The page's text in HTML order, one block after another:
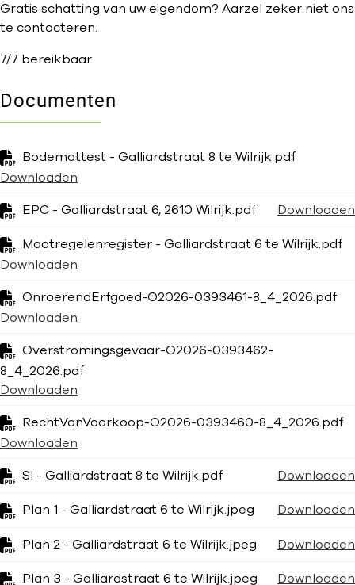
Gratis schatting van uw eigendom? Aarzel zeker niet ons
te contacteren.
7/7 bereikbaar
Documenten
Bodemattest - Galliardstraat 8 te Wilrijk.pdf
Downloaden
EPC - Galliardstraat 6, 2610 Wilrijk.pdf Downloaden
Maatregelenregister - Galliardstraat 6 te Wilrijk.pdf
Downloaden
OnroerendErfgoed-O2026-0393461-8_4_2026.pdf
Downloaden
Overstromingsgevaar-O2026-0393462-
8_4_2026.pdf
Downloaden
RechtVanVoorkoop-O2026-0393460-8_4_2026.pdf
Downloaden
SI - Galliardstraat 8 te Wilrijk.pdf Downloaden
Plan 1 - Galliardstraat 6 te Wilrijk.jpeg Downloaden
Plan 2 - Galliardstraat 6 te Wilrijk.jpeg Downloaden
Plan 3 - Galliardstraat 6 te Wilrijk.jpeg Downloaden